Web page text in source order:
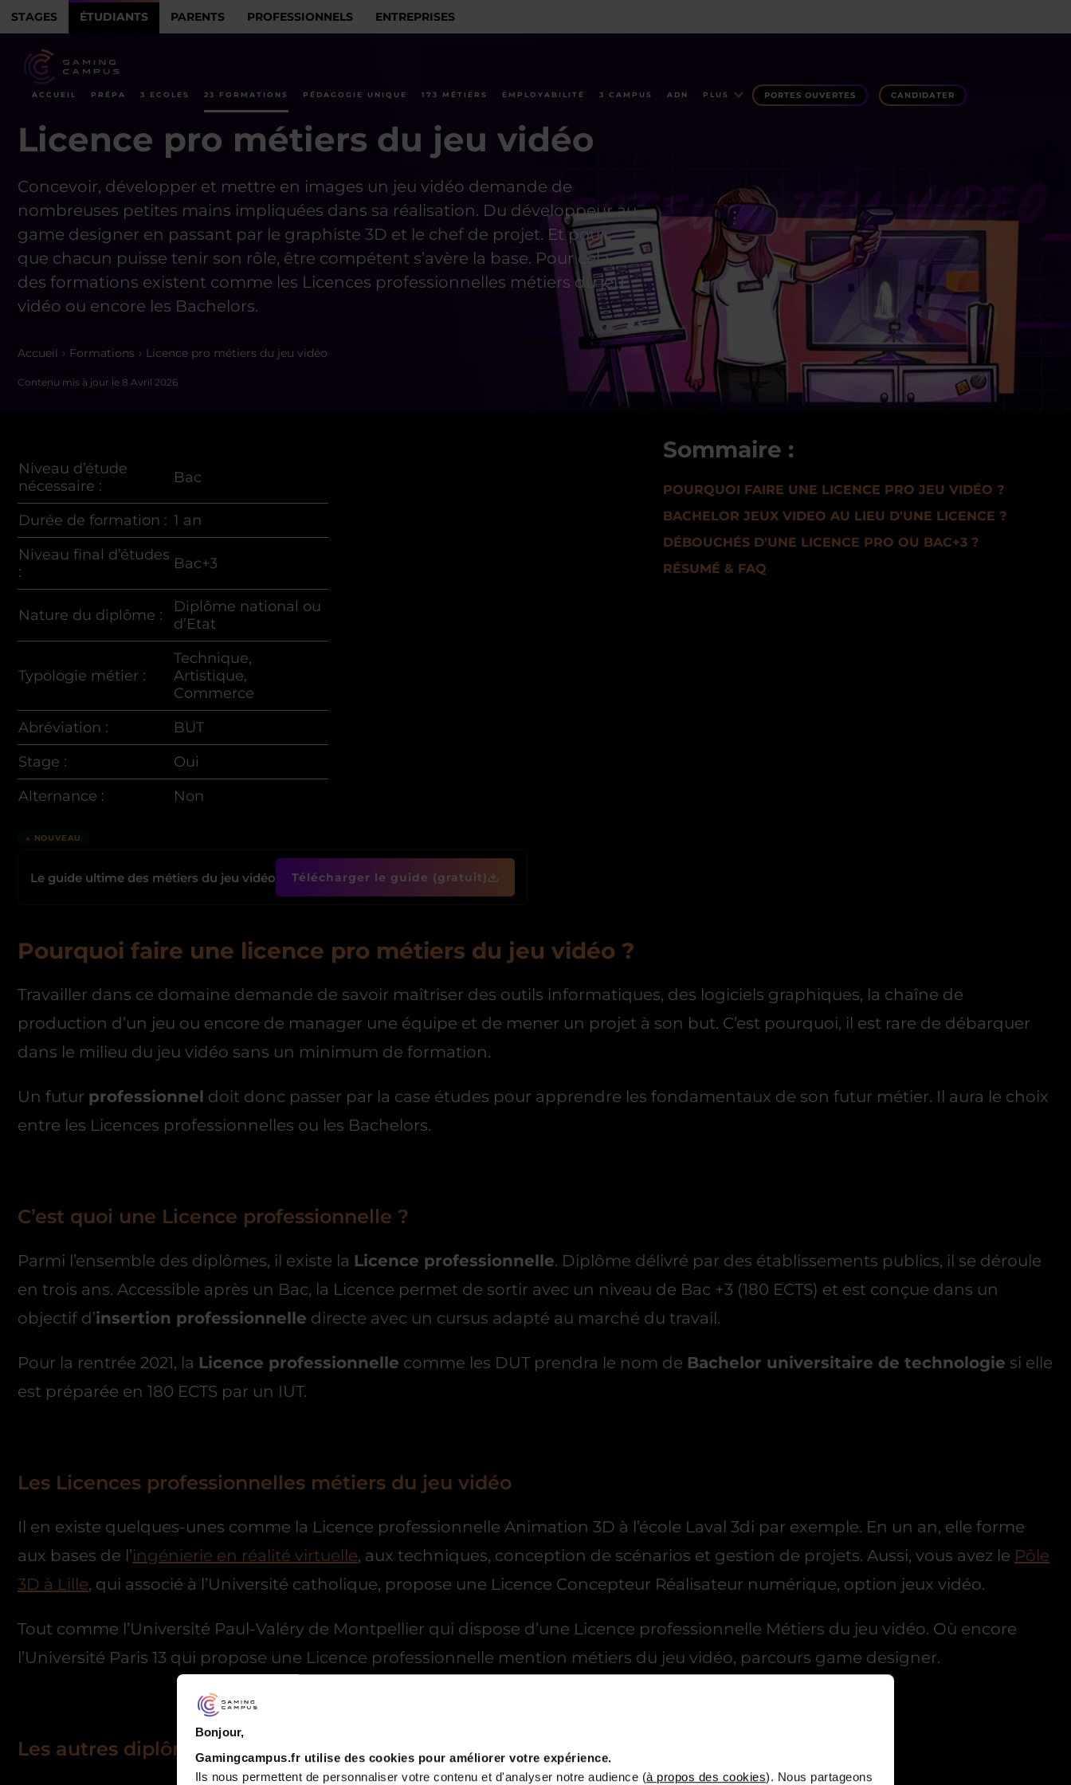
Bonjour,
Gamingcampus.fr utilise des cookies pour améliorer votre expérience.
Ils nous permettent de personnaliser votre contenu et d'analyser notre audience (à propos des cookies). Nous partageons
STAGES ÉTUDIANTS PARENTS PROFESSIONNELS ENTREPRISES
ACCUEIL PRÉPA 3 ECOLES 23 FORMATIONS PÉDAGOGIE UNIQUE 173 MÉTIERS EMPLOYABILITÉ 3 CAMPUS ADN PLUS PORTES OUVERTES CANDIDATER
Licence pro métiers du jeu vidéo
Concevoir, développer et mettre en images un jeu vidéo demande de
nombreuses petites mains impliquées dans sa réalisation. Du développeur au
game designer en passant par le graphiste 3D et le chef de projet. Et pour
que chacun puisse tenir son rôle, être compétent s’avère la base. Pour cela,
des formations existent comme les Licences professionnelles métiers du jeu
vidéo ou encore les Bachelors.
Accueil Formations Licence pro métiers du jeu vidéo
Contenu mis à jour le 8 Avril 2026
Sommaire :
POURQUOI FAIRE UNE LICENCE PRO JEU VIDÉO ?
BACHELOR JEUX VIDEO AU LIEU D'UNE LICENCE ?
DÉBOUCHÉS D'UNE LICENCE PRO OU BAC+3 ?
RÉSUMÉ & FAQ
Niveau d’étude
nécessaire : Bac
Durée de formation : 1 an
Niveau final d’études
:
Bac+3
Nature du diplôme :
Diplôme national ou
d’Etat
Typologie métier :
Technique,
Artistique,
Commerce
Abréviation :
BUT
Stage :
Oui
Alternance :
Non
↓ NOUVEAU
Le guide ultime des métiers du jeu vidéo Télécharger le guide (gratuit)
Pourquoi faire une licence pro métiers du jeu vidéo ?
Travailler dans ce domaine demande de savoir maîtriser des outils informatiques, des logiciels graphiques, la chaîne de
production d’un jeu ou encore de manager une équipe et de mener un projet à son but. C’est pourquoi, il est rare de débarquer
dans le milieu du jeu vidéo sans un minimum de formation.
Un futur professionnel doit donc passer par la case études pour apprendre les fondamentaux de son futur métier. Il aura le choix
entre les Licences professionnelles ou les Bachelors.
C’est quoi une Licence professionnelle ?
Parmi l’ensemble des diplômes, il existe la Licence professionnelle. Diplôme délivré par des établissements publics, il se déroule
en trois ans. Accessible après un Bac, la Licence permet de sortir avec un niveau de Bac +3 (180 ECTS) et est conçue dans un
objectif d’insertion professionnelle directe avec un cursus adapté au marché du travail.
Pour la rentrée 2021, la Licence professionnelle comme les DUT prendra le nom de Bachelor universitaire de technologie si elle
est préparée en 180 ECTS par un IUT.
Les Licences professionnelles métiers du jeu vidéo
Il en existe quelques-unes comme la Licence professionnelle Animation 3D à l’école Laval 3di par exemple. En un an, elle forme
aux bases de l’ingénierie en réalité virtuelle, aux techniques, conception de scénarios et gestion de projets. Aussi, vous avez le Pôle
3D à Lille, qui associé à l’Université catholique, propose une Licence Concepteur Réalisateur numérique, option jeux vidéo.
Tout comme l’Université Paul-Valéry de Montpellier qui dispose d’une Licence professionnelle Métiers du jeu vidéo. Où encore
l’Université Paris 13 qui propose une Licence professionnelle mention métiers du jeu vidéo, parcours game designer.
Les autres diplômes possibles